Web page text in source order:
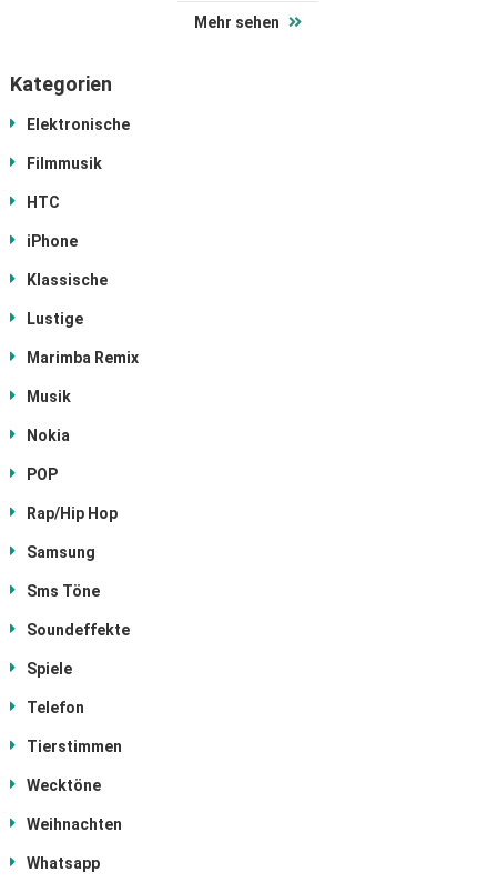
Mehr sehen
Kategorien
Elektronische
Filmmusik
HTC
iPhone
Klassische
Lustige
Marimba Remix
Musik
Nokia
POP
Rap/Hip Hop
Samsung
Sms Töne
Soundeffekte
Spiele
Telefon
Tierstimmen
Wecktöne
Weihnachten
Whatsapp